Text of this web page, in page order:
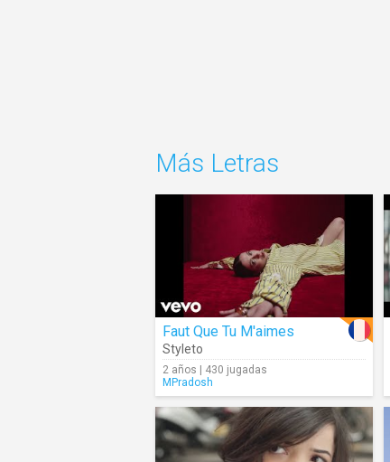
Más Letras
Faut Que Tu M'aimes
Styleto
2 años | 430 jugadas
MPradosh